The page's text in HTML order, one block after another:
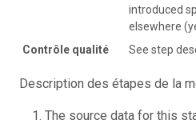
introduced
elsewhere
Contrôle qualité
See step
Description des étapes de la
The source data for this